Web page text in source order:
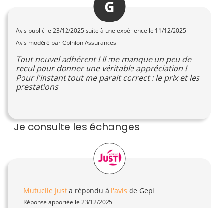
G
Avis publié le 23/12/2025 suite à une expérience le 11/12/2025
Avis modéré par Opinion Assurances
Tout nouvel adhérent ! Il me manque un peu de
recul pour donner une véritable appréciation !
Pour l'instant tout me parait correct : le prix et les
prestations
Je consulte les échanges
Mutuelle Just a répondu à l'avis de Gepi
Réponse apportée le 23/12/2025